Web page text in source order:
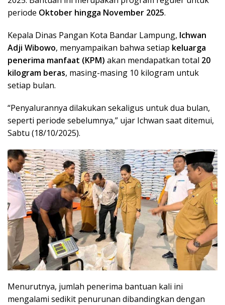
periode Oktober hingga November 2025.
Kepala Dinas Pangan Kota Bandar Lampung, Ichwan
Adji Wibowo, menyampaikan bahwa setiap keluarga
penerima manfaat (KPM) akan mendapatkan total 20
kilogram beras, masing-masing 10 kilogram untuk
setiap bulan.
“Penyalurannya dilakukan sekaligus untuk dua bulan,
seperti periode sebelumnya,” ujar Ichwan saat ditemui,
Sabtu (18/10/2025).
Menurutnya, jumlah penerima bantuan kali ini
mengalami sedikit penurunan dibandingkan dengan